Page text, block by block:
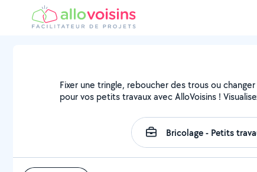
Fixer une tringle, reboucher des trous ou
pour vos petits travaux avec AlloVoisins !